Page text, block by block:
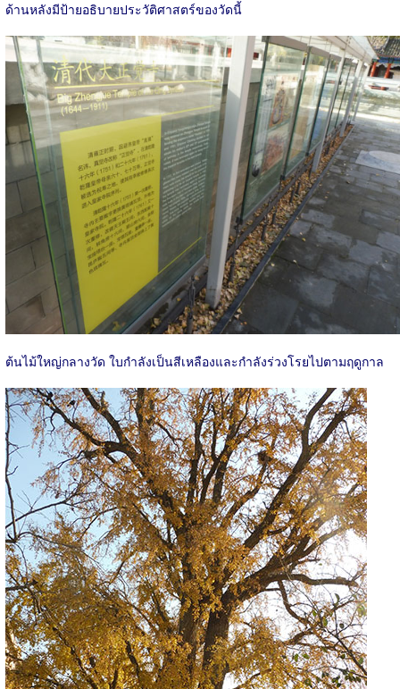
ด้านหลังมีป้ายอธิบายประวัติศาสตร์ของวัดนี้
ต้นไม้ใหญ่กลางวัด ใบกำลังเป็นสีเหลืองและกำลังร่วงโรยไปตามฤดูกาล